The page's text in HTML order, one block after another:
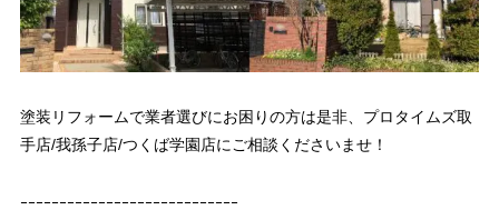
塗装リフォームで業者選びにお困りの方は是非、プロタイムズ取
手店/我孫子店/つくば学園店にご相談くださいませ！
ｰｰｰｰｰｰｰｰｰｰｰｰｰｰｰｰｰｰｰｰｰｰｰｰｰｰｰｰ